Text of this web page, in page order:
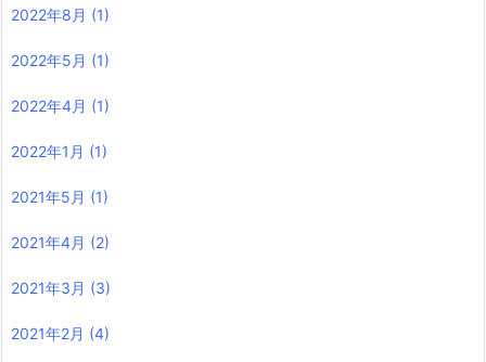
2022年8月 (1)
2022年5月 (1)
2022年4月 (1)
2022年1月 (1)
2021年5月 (1)
2021年4月 (2)
2021年3月 (3)
2021年2月 (4)